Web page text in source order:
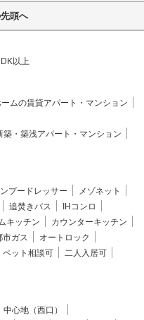
頭へ
以上
ムの賃貸アパート・マンション
築・築浅アパート・マンション
プードレッサー
メゾネット
追焚きバス
IHコンロ
キッチン
カウンターキッチン
市ガス
オートロック
ペット相談可
二人入居可
中心地（西口）